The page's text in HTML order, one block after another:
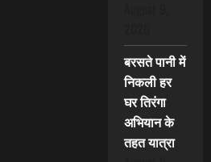
बरसते पानी में
निकली हर
घर तिरंगा
अभियान के
तहत यात्रा